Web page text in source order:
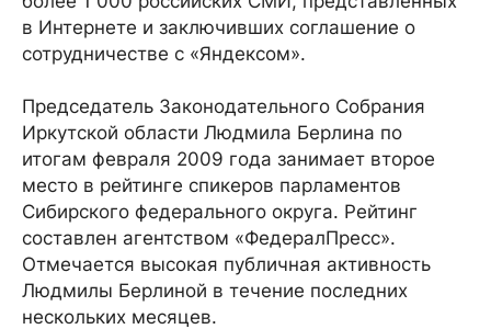
в Интернете и заключивших соглашение о
сотрудничестве с «Яндексом».
Председатель Законодательного Собрания
Иркутской области Людмила Берлина по
итогам февраля 2009 года занимает второе
место в рейтинге спикеров парламентов
Сибирского федерального округа. Рейтинг
составлен агентством «ФедералПресс».
Отмечается высокая публичная активность
Людмилы Берлиной в течение последних
нескольких месяцев.